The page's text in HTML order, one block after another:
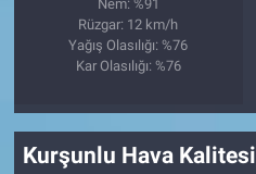
Nem: %91
Rüzgar: 12 km/h
Yağış Olasılığı: %76
Kar Olasılığı: %76
Kurşunlu Hava Kalitesi